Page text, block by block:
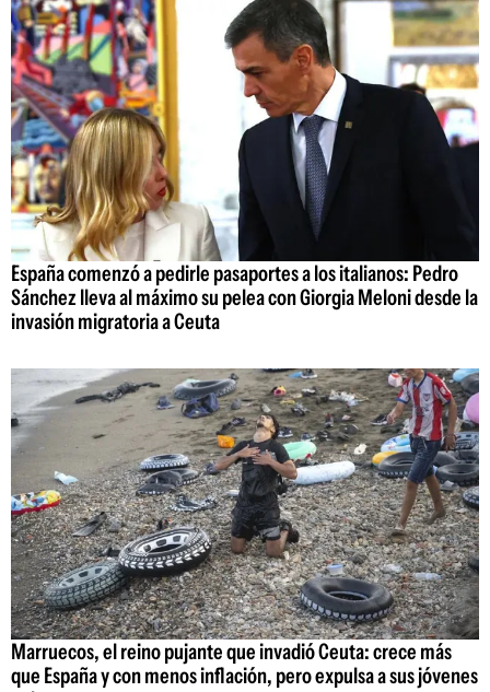
España comenzó a pedirle pasaportes a los italianos: Pedro
Sánchez lleva al máximo su pelea con Giorgia Meloni desde la
invasión migratoria a Ceuta
Marruecos, el reino pujante que invadió Ceuta: crece más
que España y con menos inflación, pero expulsa a sus jóvenes